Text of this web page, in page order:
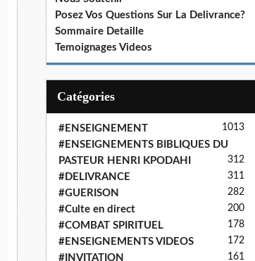
Posez Vos Questions Sur La Delivrance?
Sommaire Detaille
Temoignages Videos
Catégories
#ENSEIGNEMENT 1013
#ENSEIGNEMENTS BIBLIQUES DU
PASTEUR HENRI KPODAHI
312
#DELIVRANCE 311
#GUERISON 282
#Culte en direct 200
#COMBAT SPIRITUEL 178
#ENSEIGNEMENTS VIDEOS 172
#INVITATION 161